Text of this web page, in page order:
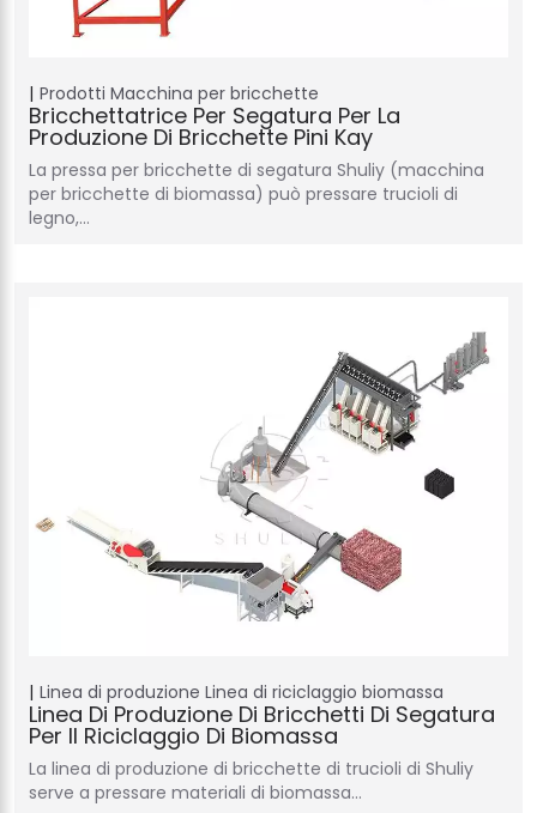
Prodotti Macchina per bricchette
Bricchettatrice Per Segatura Per La
Produzione Di Bricchette Pini Kay
La pressa per bricchette di segatura Shuliy (macchina
per bricchette di biomassa) può pressare trucioli di
legno,…
Linea di produzione Linea di riciclaggio biomassa
Linea Di Produzione Di Bricchetti Di Segatura
Per Il Riciclaggio Di Biomassa
La linea di produzione di bricchette di trucioli di Shuliy
serve a pressare materiali di biomassa…